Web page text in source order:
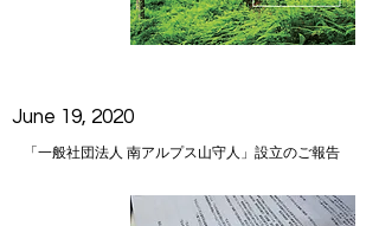
June 19, 2020
「一般社団法人 南アルプス山守人」設立のご報告